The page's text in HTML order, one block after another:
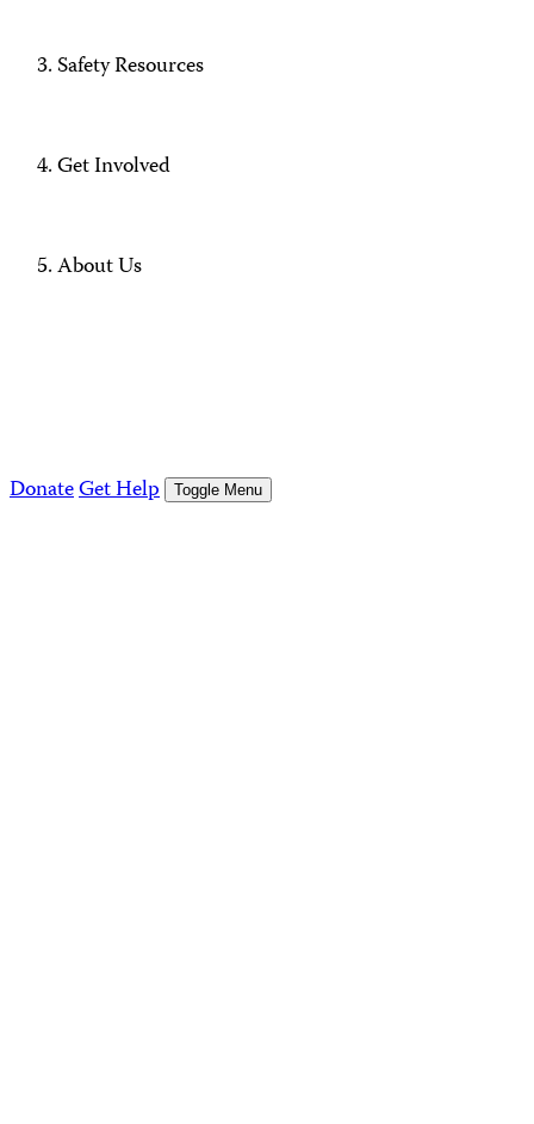
Safety Resources
Get Involved
About Us
DonateGet Help Toggle Menu